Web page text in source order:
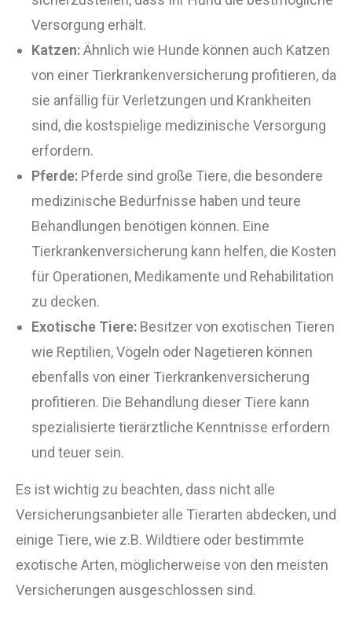
Versorgung erhält.
Katzen:Ähnlich wie Hunde können auch Katzen
von einer Tierkrankenversicherung profitieren, da
sie anfällig für Verletzungen und Krankheiten
sind, die kostspielige medizinische Versorgung
erfordern.
Pferde: Pferde sind große Tiere, die besondere
medizinische Bedürfnisse haben und teure
Behandlungen benötigen können. Eine
Tierkrankenversicherung kann helfen, die Kosten
für Operationen, Medikamente und Rehabilitation
zu decken.
Exotische Tiere: Besitzer von exotischen Tieren
wie Reptilien, Vögeln oder Nagetieren können
ebenfalls von einer Tierkrankenversicherung
profitieren. Die Behandlung dieser Tiere kann
spezialisierte tierärztliche Kenntnisse erfordern
und teuer sein.
Es ist wichtig zu beachten, dass nicht alle
Versicherungsanbieter alle Tierarten abdecken, und
einige Tiere, wie z.B. Wildtiere oder bestimmte
exotische Arten, möglicherweise von den meisten
Versicherungen ausgeschlossen sind.